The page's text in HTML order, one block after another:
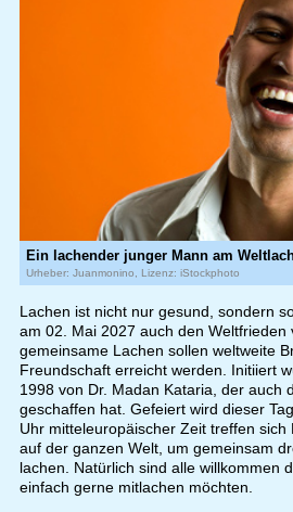
Ein lachender junger Mann am
Urheber: Juanmonino, Lizenz: iStockphoto
Lachen ist nicht nur gesund, sondern
am 02. Mai 2027 auch den Weltfrieden
gemeinsame Lachen sollen weltweite
Freundschaft erreicht werden. Initiiert
1998 von Dr. Madan Kataria, der auch
geschaffen hat. Gefeiert wird dieser
Uhr mitteleuropäischer Zeit treffen
auf der ganzen Welt, um gemeinsam
lachen. Natürlich sind alle willkommen
einfach gerne mitlachen möchten.